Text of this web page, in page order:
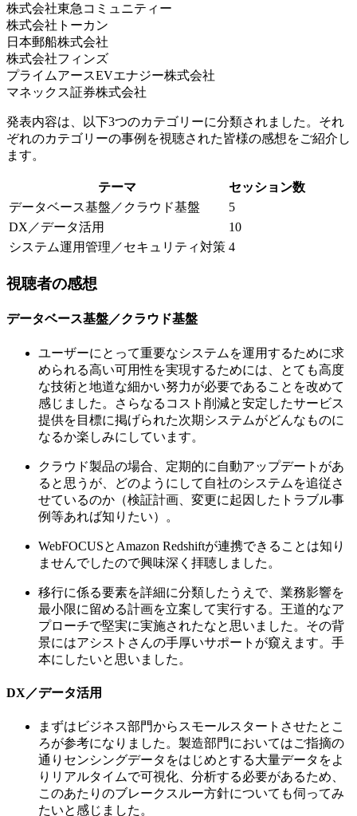
株式会社東急コミュニティー
株式会社トーカン
日本郵船株式会社
株式会社フィンズ
プライムアースEVエナジー株式会社
マネックス証券株式会社
発表内容は、以下3つのカテゴリーに分類されました。それ
ぞれのカテゴリーの事例を視聴された皆様の感想をご紹介し
ます。
テーマ
セッション数
データベース基盤／クラウド基盤
5
DX／データ活用
10
システム運用管理／セキュリティ対策 4
視聴者の感想
データベース基盤／クラウド基盤
ユーザーにとって重要なシステムを運用するために求
められる高い可用性を実現するためには、とても高度
な技術と地道な細かい努力が必要であることを改めて
感じました。さらなるコスト削減と安定したサービス
提供を目標に掲げられた次期システムがどんなものに
なるか楽しみにしています。
クラウド製品の場合、定期的に自動アップデートがあ
ると思うが、どのようにして自社のシステムを追従さ
せているのか（検証計画、変更に起因したトラブル事
例等あれば知りたい）。
WebFOCUSとAmazon Redshiftが連携できることは知り
ませんでしたので興味深く拝聴しました。
移行に係る要素を詳細に分類したうえで、業務影響を
最小限に留める計画を立案して実行する。王道的なア
プローチで堅実に実施されたなと思いました。その背
景にはアシストさんの手厚いサポートが窺えます。手
本にしたいと思いました。
DX／データ活用
まずはビジネス部門からスモールスタートさせたとこ
ろが参考になりました。製造部門においてはご指摘の
通りセンシングデータをはじめとする大量データをよ
りリアルタイムで可視化、分析する必要があるため、
このあたりのブレークスルー方針についても伺ってみ
たいと感じました。